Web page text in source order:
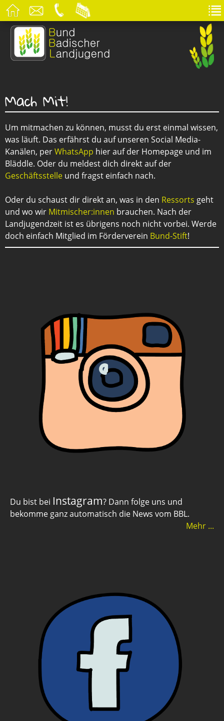
Mach Mit!
Um mitmachen zu können, musst du erst einmal wissen,
was läuft. Das erfährst du auf unseren Social Media-
Kanälen, perWhatsApp hier auf der Homepage und im
Bläddle. Oder du meldest dich direkt auf der
Geschäftsstelle und fragst einfach nach.
Oder du schaust dir direkt an, was in den Ressorts geht
und wo wir Mitmischer:innen brauchen. Nach der
Landjugendzeit ist es übrigens noch nicht vorbei. Werde
doch einfach Mitglied im Förderverein Bund-Stift!
Du bist bei Instagram? Dann folge uns und
bekomme ganz automatisch die News vom BBL.
Mehr ...